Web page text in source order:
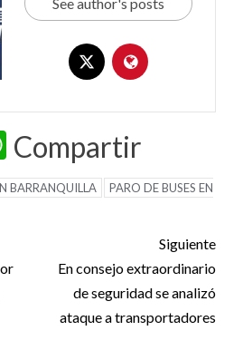
WhatsApp
Compartir
BARRANQUILLA
PARO DE BUSES EN
Siguiente
En consejo extraordinario
de seguridad se analizó
ataque a transportadores